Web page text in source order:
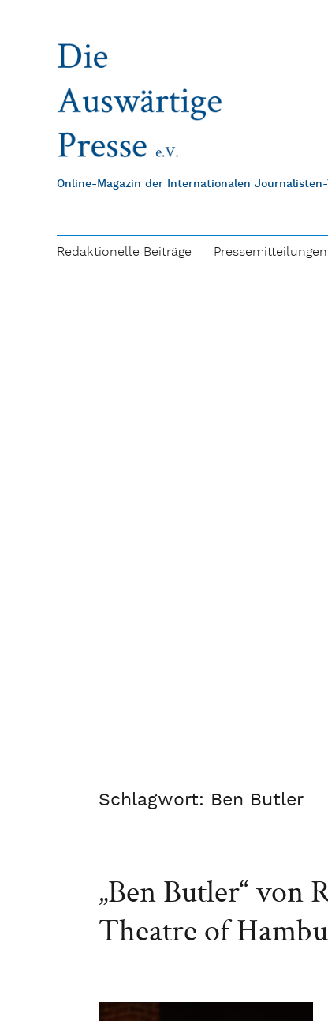
Online-Magazin der Internationalen
Redaktionelle Beiträge Pressemitteilungen
Schlagwort: Ben Butler
„Ben Butler“ von
Theatre of